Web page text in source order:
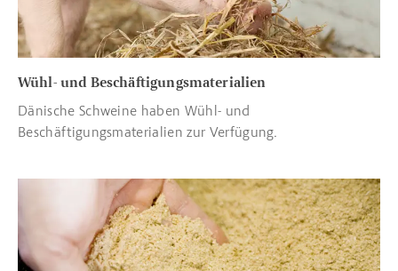
Wühl- und Beschäftigungsmaterialien
Dänische Schweine haben Wühl- und
Beschäftigungsmaterialien zur Verfügung.
Read more about Magengeschwüre